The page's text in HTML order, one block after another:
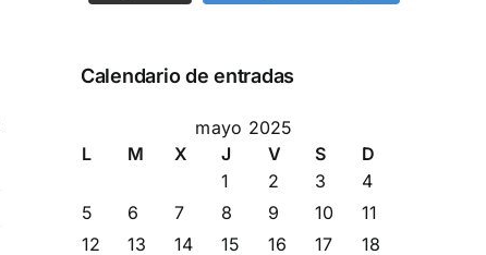
Calendario de entradas
mayo 2025
L
M X J V S
D
1
2 3
4
5
6 7 8 9 10
11
12
13 14 15 16 17
18